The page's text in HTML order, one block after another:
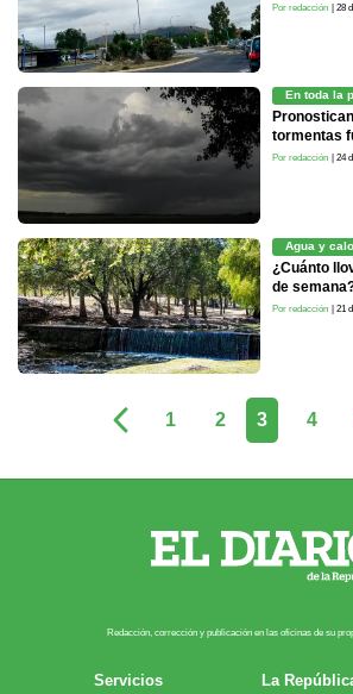
Por redacción | 28
En toda la
tormentas
Por redacción | 24
Agua y
¿Cuánto
de
Por redacción | 21
1 2 3 4
Redacción, corrección y publicación en las oficinas de su
Servicios
La